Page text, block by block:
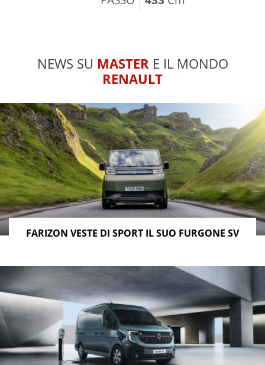
NEWS SU MASTER E IL MONDO
RENAULT
FARIZON VESTE DI SPORT IL SUO FURGONE SV